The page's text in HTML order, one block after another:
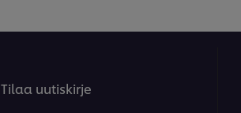
Tilaa uutiskirje